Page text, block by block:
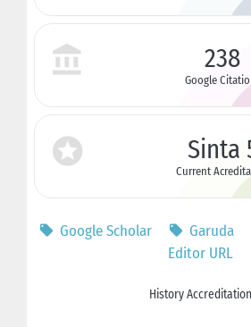
238
Google
Sinta
Current
Google Scholar Garuda
Editor URL
History Accreditation